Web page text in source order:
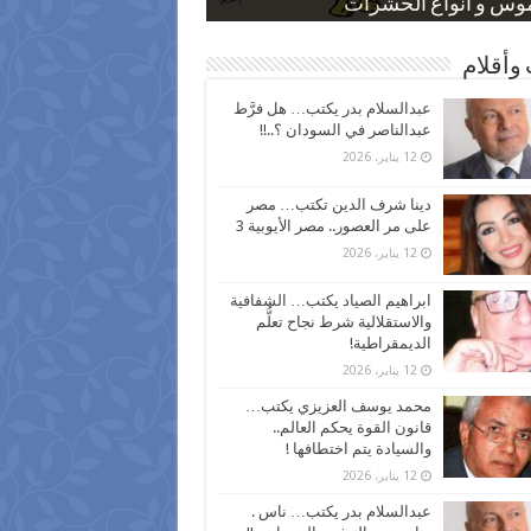
و أنواع الحشرات
بعد ارتفاع الأسعار
نسبة الطلاق في مصر
كاركاتيرية
كاركاتيرية
وأقلام
عبدالسلام بدر يكتب… هل فرَّط
عبدالناصر في السودان ؟..!!
12 يناير، 2026
دينا شرف الدين تكتب… مصر
على مر العصور.. مصر الأيوبية 3
12 يناير، 2026
ابراهيم الصياد يكتب… الشفافية
والاستقلالية شرط نجاح تعلُّم
الديمقراطية!
12 يناير، 2026
محمد يوسف العزيزي يكتب…
قانون القوة يحكم العالم..
والسيادة يتم اختطافها !
12 يناير، 2026
عبدالسلام بدر يكتب… ناس .